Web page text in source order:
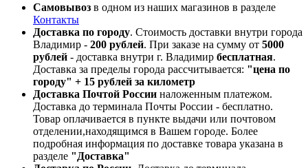
Самовывоз в одном из наших магазинов в разделе
Контакты
Доставка по городу. Стоимость доставки внутри города
Владимир - 200 рублей. При заказе на сумму от 5000
рублей - доставка внутри г. Владимир бесплатная.
Доставка за пределы города рассчитывается: "цена по
городу" + 15 рублей за километр
Доставка Почтой России наложенным платежом.
Доставка до терминала Почты России - бесплатно.
Товар оплачивается в пункте выдачи или почтовом
отделении,находящимся в Вашем городе. Более
подробная информация по доставке товара указана в
разделе "Доставка"